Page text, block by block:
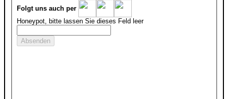
Folgt uns auch per
Honeypot, bitte lassen Sie dieses Feld leer